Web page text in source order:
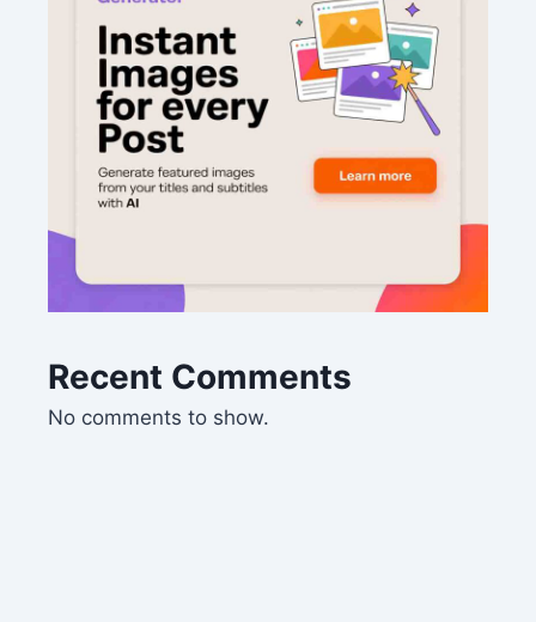
Recent Comments
No comments to show.